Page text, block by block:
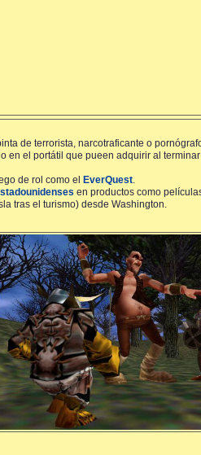
de terrorista, narcotraficante o
en el portátil que pueen adquirir al terminar
de rol como elEverQuest
en productos como
tras el turismo) desde Washington.